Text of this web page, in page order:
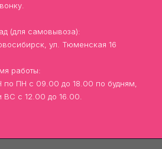
(для самовывоза):
ул. Тюменская 16
работы:
по ПН с 09.00 до 18.00 по будням,
ВС с 12.00 до 16.00.